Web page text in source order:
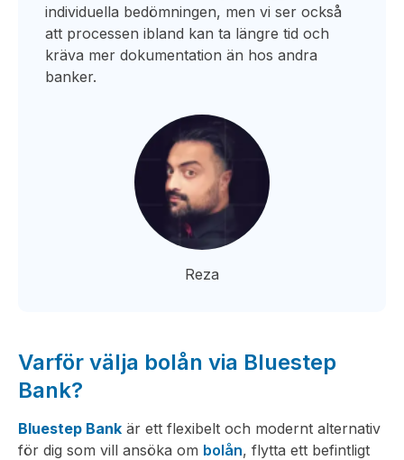
individuella bedömningen, men vi ser också
att processen ibland kan ta längre tid och
kräva mer dokumentation än hos andra
banker.
Reza
Varför välja bolån via Bluestep
Bank?
Bluestep Bank är ett flexibelt och modernt alternativ
för dig som vill ansöka om bolån, flytta ett befintligt